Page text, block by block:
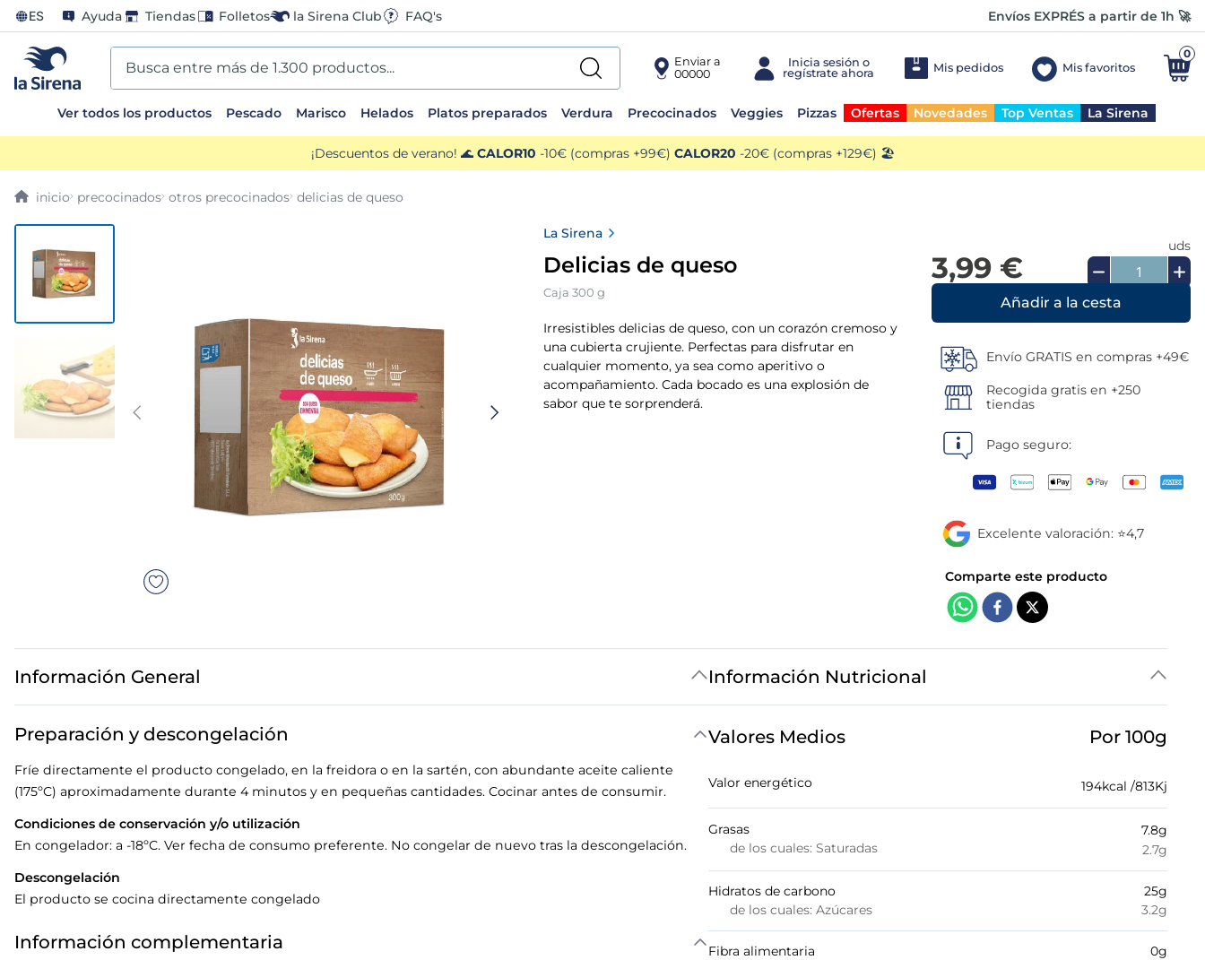
ES Ayuda Tiendas Folletos la Sirena Club FAQ's Envíos EXPRÉS a partir de 1h 🚀
Busca entre más de 1.300 productos...
Enviar a
00000
Mis pedidos Mis favoritos
0
Ver todos los productos Pescado Marisco Helados Platos preparados Verdura Precocinados Veggies Pizzas Ofertas Novedades Top Ventas La Sirena
¡Descuentos de verano! 🌊 CALOR10 -10€ (compras +99€) CALOR20 -20€ (compras +129€) 🏖️
precocinados otros precocinados delicias de queso
La Sirena
Delicias de queso
Caja 300 g
Irresistibles delicias de queso, con un corazón cremoso y
una cubierta crujiente. Perfectas para disfrutar en
cualquier momento, ya sea como aperitivo o
acompañamiento. Cada bocado es una explosión de
sabor que te sorprenderá.
3,99 €
uds
Añadir a la cesta
Envío GRATIS en compras +49€
Recogida gratis en +250
tiendas
Pago seguro:
Excelente valoración: ⭐4,7
Información General
Preparación y descongelación
Fríe directamente el producto congelado, en la freidora o en la sartén, con abundante aceite caliente
(175ºC) aproximadamente durante 4 minutos y en pequeñas cantidades. Cocinar antes de consumir.
Condiciones de conservación y/o utilización
En congelador: a -18ºC. Ver fecha de consumo preferente. No congelar de nuevo tras la descongelación.
Descongelación
El producto se cocina directamente congelado
Información complementaria
Información Nutricional
Valores Medios Por 100g
Valor energético 194kcal /813Kj
Grasas
de los cuales: Saturadas
7.8g
2.7g
Hidratos de carbono
de los cuales: Azúcares
25g
3.2g
Fibra alimentaria 0g
TÉRMINOS MÁS BUSCADOS
1. helados sirena
3. gamba
verduras
6. canelones
7. gambon